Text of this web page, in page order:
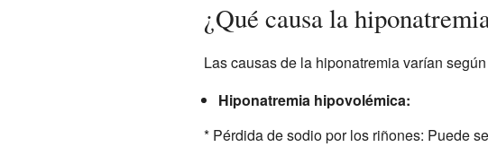
¿Qué causa la
Las causas de la hiponatremia varían
Hiponatremia hipovolémica:
* Pérdida de sodio por los riñones: Puede